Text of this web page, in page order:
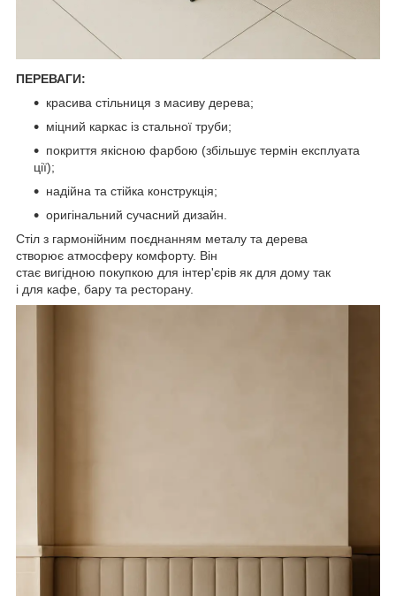
ПЕРЕВАГИ:
красива стільниця з масиву дерева;
міцний каркас із стальної труби;
покриття якісною фарбою (збільшує термін експлуата
ції);
надійна та стійка конструкція;
оригінальний сучасний дизайн.
Стіл з гармонійним поєднанням металу та дерева
створює атмосферу комфорту. Він
стає вигідною покупкою для інтер'єрів як для дому так
і для кафе, бару та ресторану.